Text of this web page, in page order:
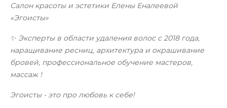
Салон красоты и эстетики Елены Еналеевой
«Эгоисты»
✨ Эксперты в области удаления волос с 2018 года,
наращивание ресниц, архитектура и окрашивание
бровей, профессиональное обучение мастеров,
массаж !
Эгоисты - это про любовь к себе!